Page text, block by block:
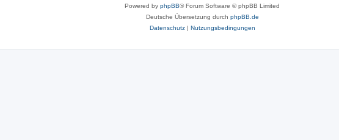
Powered by phpBB® Forum Software © phpBB Limited
Deutsche Übersetzung durch phpBB.de
Datenschutz| Nutzungsbedingungen